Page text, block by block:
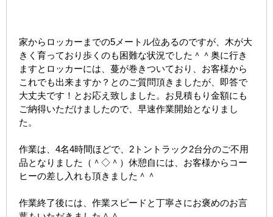
家からロッカーまでの5メートル位あるのですが、木が大
きく育っており歩くのも困難な状況でした＾＾奥に行き
ますとロッカーには、蔓が巻きついており、お客様から
これでも出来ますか？とのご質問頂きましたが、即答で
大丈夫です！とお応え致しました。お見積もり金額にも
ご納得いただけましたので、早速作業開始となりまし
た。
作業は、4名4時間ほどで、2トントラック2台分のご不用
品となりました（＾◇＾）休憩自には、お客様からコー
ヒーの差し入れも頂きました＾＾
作業終了後には、作業スピードと丁寧さにお褒めのお言